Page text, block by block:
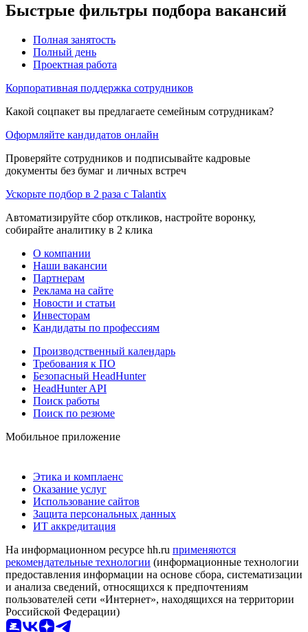
Быстрые фильтры подбора вакансий
Полная занятость
Полный день
Проектная работа
Корпоративная поддержка сотрудников
Какой соцпакет вы предлагаете семейным сотрудникам?
Оформляйте кандидатов онлайн
Проверяйте сотрудников и подписывайте кадровые
документы без бумаг и личных встреч
Ускорьте подбор в 2 раза с Talantix
Автоматизируйте сбор откликов, настройте воронку,
собирайте аналитику в 2 клика
О компании
Наши вакансии
Партнерам
Реклама на сайте
Новости и статьи
Инвесторам
Кандидаты по профессиям
Производственный календарь
Требования к ПО
Безопасный HeadHunter
HeadHunter API
Поиск работы
Поиск по резюме
Мобильное приложение
Этика и комплаенс
Оказание услуг
Использование сайтов
Защита персональных данных
ИТ аккредитация
На информационном ресурсе hh.ru применяются
рекомендательные технологии (информационные технологии
предоставления информации на основе сбора, систематизации
и анализа сведений, относящихся к предпочтениям
пользователей сети «Интернет», находящихся на территории
Российской Федерации)